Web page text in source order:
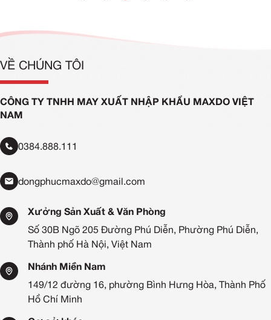
VỀ CHÚNG TÔI
CÔNG TY TNHH MAY XUẤT NHẬP KHẨU MAXDO VIỆT
NAM
0384.888.111
dongphucmaxdo@gmail.com
Xưởng Sản Xuất & Văn Phòng
Số 30B Ngõ 205 Đường Phú Diễn, Phường Phú Diễn,
Thành phố Hà Nội, Việt Nam
Nhánh Miền Nam
149/12 đường 16, phường Bình Hưng Hòa, Thành Phố
Hồ Chí Minh